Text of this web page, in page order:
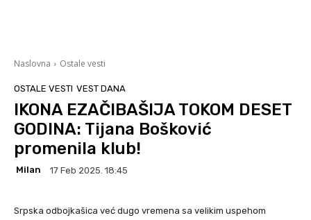
Naslovna Ostale vesti
OSTALE VESTI VEST DANA
IKONA EZAČIBAŠIJA TOKOM DESET
GODINA: Tijana Bošković
promenila klub!
Milan 17 Feb 2025. 18:45
Srpska odbojkašica već dugo vremena sa velikim uspehom